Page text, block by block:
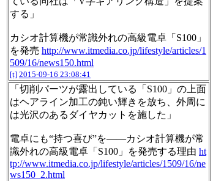
する」
カシオ計算機が常識外れの高級電卓「S100」
を発売 http://www.itmedia.co.jp/lifestyle/articles/1
509/16/news150.html
[t] 2015-09-16 23:08:41
「切削パーツが露出している「S100」の上面
はヘアライン加工の鈍い輝きを放ち、外周に
は光沢のあるダイヤカットを施した」
電卓にも“持つ喜び”を――カシオ計算機が常
識外れの高級電卓「S100」を発売する理由 ht
tp://www.itmedia.co.jp/lifestyle/articles/1509/16/ne
ws150_2.html